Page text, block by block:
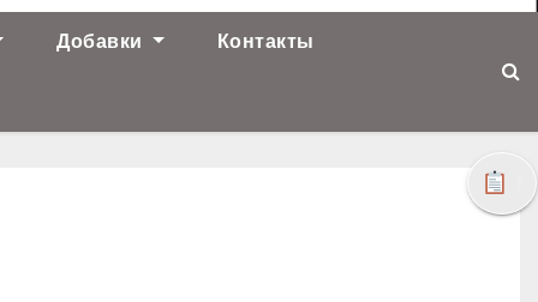
Добавки Контакты